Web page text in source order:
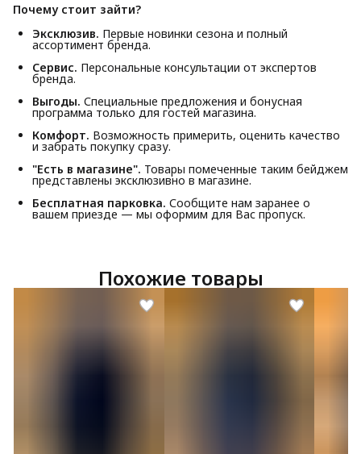
Почему стоит зайти?
Эксклюзив. Первые новинки сезона и полный
ассортимент бренда.
Сервис. Персональные консультации от экспертов
бренда.
Выгоды. Специальные предложения и бонусная
программа только для гостей магазина.
Комфорт. Возможность примерить, оценить качество
и забрать покупку сразу.
"Есть в магазине". Товары помеченные таким бейджем
представлены эксклюзивно в магазине.
Бесплатная парковка. Сообщите нам заранее о
вашем приезде — мы оформим для Вас пропуск.
Похожие товары